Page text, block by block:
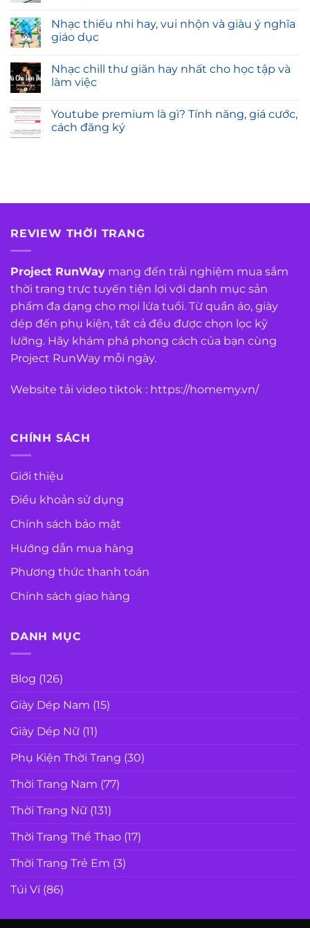
Nhạc thiếu nhi hay, vui nhộn và giàu ý nghĩa
giáo dục
Nhạc chill thư giãn hay nhất cho học tập và
làm việc
Youtube premium là gì? Tính năng, giá cước,
cách đăng ký
REVIEW THỜI TRANG
Project RunWay mang đến trải nghiệm mua sắm
thời trang trực tuyến tiện lợi với danh mục sản
phẩm đa dạng cho mọi lứa tuổi. Từ quần áo, giày
dép đến phụ kiện, tất cả đều được chọn lọc kỹ
lưỡng. Hãy khám phá phong cách của bạn cùng
Project RunWay mỗi ngày.
Website tải video tiktok : https://homemy.vn/
CHÍNH SÁCH
Giới thiệu
Điều khoản sử dụng
Chính sách bảo mật
Hướng dẫn mua hàng
Phương thức thanh toán
Chính sách giao hàng
DANH MỤC
Blog (126)
Giày Dép Nam (15)
Giày Dép Nữ (11)
Phụ Kiện Thời Trang (30)
Thời Trang Nam (77)
Thời Trang Nữ (131)
Thời Trang Thể Thao (17)
Thời Trang Trẻ Em (3)
Túi Ví(86)